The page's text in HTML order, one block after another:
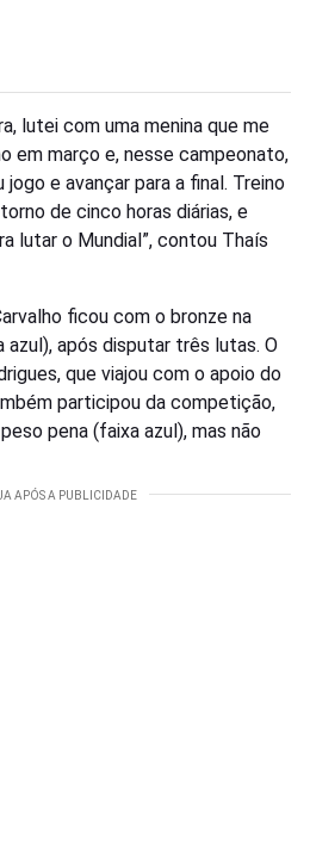
lutei com uma menina que me
em março e, nesse campeonato,
e avançar para a final. Treino
de cinco horas diárias, e
lutar o Mundial”, contou Thaís
ficou com o bronze na
após disputar três lutas. O
que viajou com o apoio do
participou da competição,
pena (faixa azul), mas não